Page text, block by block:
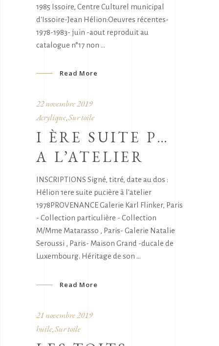
1985 Issoire, Centre Culturel municipal
d'Issoire-Jean Hélion:Oeuvres récentes-
1978-1983- juin -aout reproduit au
catalogue n°17 non
Read More
22 novembre 2019
Acrylique, Sur toile
I ÈRE SUITE P…
A L’ATELIER
INSCRIPTIONS Signé, titré, date au dos :
Hélion 1ere suite pucière à l'atelier
1978PROVENANCE Galerie Karl Flinker, Paris
- Collection particulière - Collection
M/Mme Matarasso , Paris- Galerie Natalie
Seroussi , Paris- Maison Grand -ducale de
Luxembourg. Héritage de son
Read More
21 novembre 2019
huile Sur toile